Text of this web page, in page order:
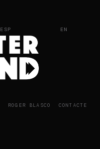
ROGER BLASCO CONTACTE
ESP EN